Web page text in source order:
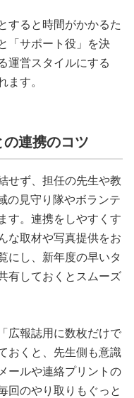
すると時間がかかるた
「サポート役」を決
運営スタイルにする
ます。
連携のコツ
せず、担任の先生や教
の見守り隊やボランテ
す。連携をしやすくす
な取材や写真提供をお
にし、新年度の早いタ
有しておくとスムーズ
広報誌用に数枚だけで
おくと、先生側も意識
ールや連絡プリントの
回のやり取りもぐっと